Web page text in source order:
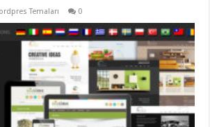
Temaları 0